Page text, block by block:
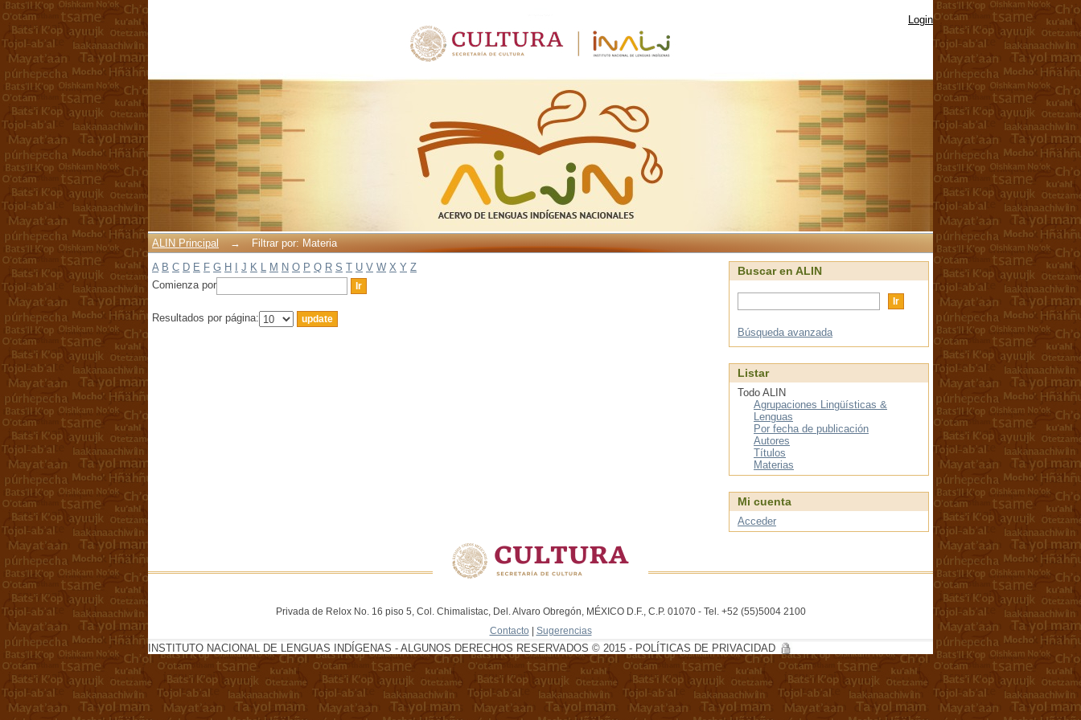
Login
ALIN Principal →
Filtrar por: Materia
A B C D E F G H J K L M N O P Q R S T U V W X Y Z
Comienza por
Resultados por página:
Buscar en ALIN
Búsqueda avanzada
Listar
Todo ALIN
Agrupaciones Lingüísticas &
Lenguas
Por fecha de publicación
Autores
Títulos
Materias
Mi cuenta
Acceder
Privada de Relox No. 16 piso 5, Col. Chimalistac, Del. Alvaro Obregón, MÉXICO D.F., C.P. 01070 - Tel. +52 (55)5004 2100
Contacto | Sugerencias
INSTITUTO NACIONAL DE LENGUAS INDÍGENAS - ALGUNOS DERECHOS RESERVADOS © 2015 - POLÍTICAS DE PRIVACIDAD